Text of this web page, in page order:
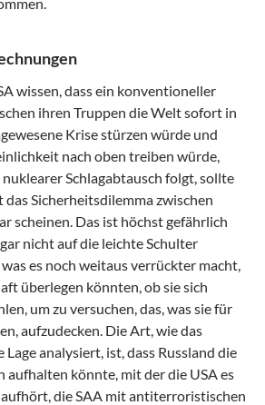
wissen, dass ein konventioneller
ihren Truppen die Welt sofort in
Krise stürzen würde und
nach oben treiben würde,
Schlagabtausch folgt, sollte
Sicherheitsdilemma zwischen
scheinen. Das ist höchst gefährlich
nicht auf die leichte Schulter
es noch weitaus verrückter macht,
überlegen könnten, ob sie sich
um zu versuchen, das, was sie für
aufzudecken. Die Art, wie das
Lage analysiert, ist, dass Russland die
aufhalten könnte, mit der die USA es
die SAA mit antiterroristischen